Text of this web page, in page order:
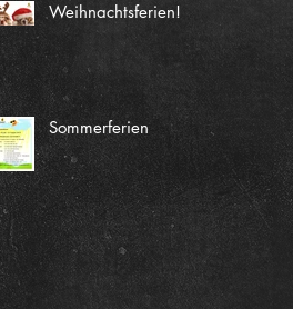
Weihnachtsferien!
Sommerferien